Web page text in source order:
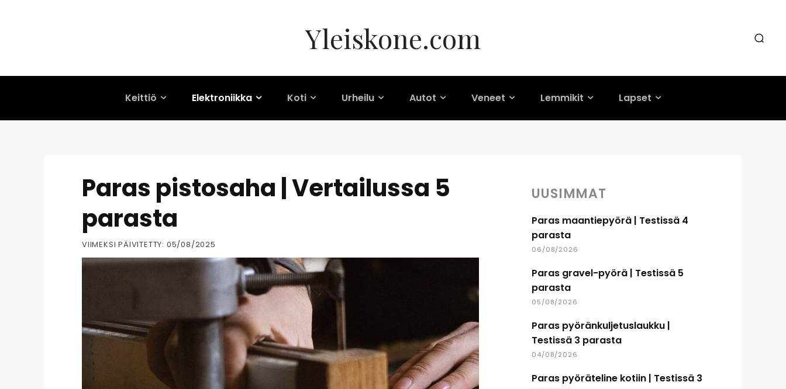
Yleiskone.com
Keittiö Elektroniikka Koti Urheilu Autot Veneet Lemmikit Lapset
Paras pistosaha | Vertailussa 5
parasta
VIIMEKSI PÄIVITETTY: 05/08/2025
UUSIMMAT
Paras maantiepyörä | Testissä 4
parasta
06/08/2026
Paras gravel-pyörä | Testissä 5
parasta
05/08/2026
Paras pyöränkuljetuslaukku |
Testissä 3 parasta
04/08/2026
Paras pyöräteline kotiin | Testissä 3